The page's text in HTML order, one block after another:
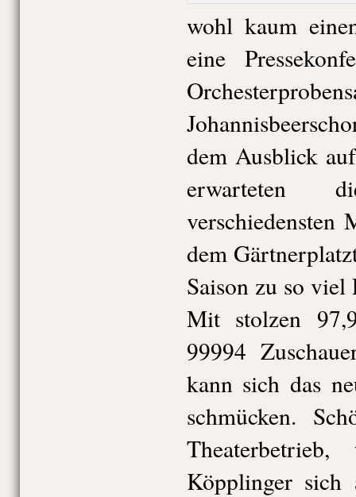
wohl kaum
eine
dem Ausblick
erwarteten
verschiedensten
dem
Saison zu so
Mit stolzen
99994
kann sich das
schmücken.
Theaterbetrieb,
Köpplinger sich